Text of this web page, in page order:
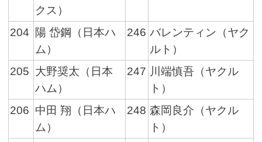
クス）
204 陽 岱鋼（日本ハ
ム）
246 バレンティン（ヤク
ルト）
205 大野奨太（日本
ハム）
247 川端慎吾（ヤクル
ト）
206 中田 翔（日本ハ
ム）
248 森岡良介（ヤクル
ト）